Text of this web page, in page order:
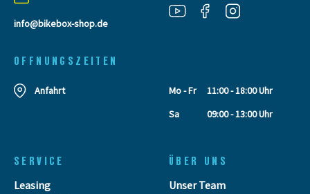
info@bikebox-shop.de
OFFNUNGSZEITEN
Anfahrt Mo - Fr
11:00 - 18:00 Uhr
Sa
09:00 - 13:00 Uhr
SERVICE
Leasing
ÜBER UNS
Unser Team